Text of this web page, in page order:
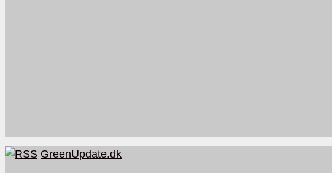
GreenUpdate.dk